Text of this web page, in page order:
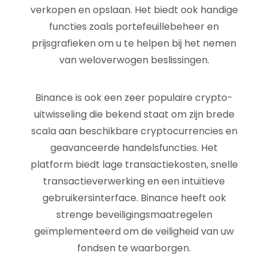
verkopen en opslaan. Het biedt ook handige
functies zoals portefeuillebeheer en
prijsgrafieken om u te helpen bij het nemen
van weloverwogen beslissingen.
Binance is ook een zeer populaire crypto-
uitwisseling die bekend staat om zijn brede
scala aan beschikbare cryptocurrencies en
geavanceerde handelsfuncties. Het
platform biedt lage transactiekosten, snelle
transactieverwerking en een intuïtieve
gebruikersinterface. Binance heeft ook
strenge beveiligingsmaatregelen
geïmplementeerd om de veiligheid van uw
fondsen te waarborgen.